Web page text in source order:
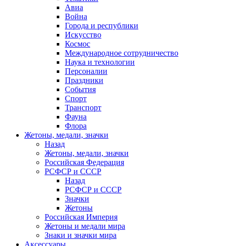
Авиа
Война
Города и республики
Искусство
Космос
Международное сотрудничество
Наука и технологии
Персоналии
Праздники
События
Спорт
Транспорт
Фауна
Флора
Жетоны, медали, значки
Назад
Жетоны, медали, значки
Российская Федерация
РСФСР и СССР
Назад
РСФСР и СССР
Значки
Жетоны
Российская Империя
Жетоны и медали мира
Знаки и значки мира
Аксессуары